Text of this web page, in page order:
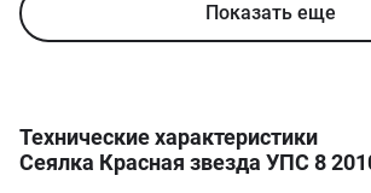
Показать еще
Технические характеристики
Сеялка Красная звезда УПС 8